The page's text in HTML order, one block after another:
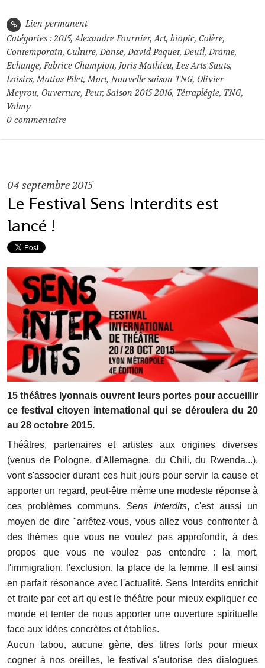
Lien permanent
Catégories :2015,Alexandre Fournier,Art,biopic,Colère,
Contemporain,Culture,Danse,David Paquet,Deuil,Drame,
Echange,Fabrice Champion,Joris Mathieu,Les Arts Sauts,
Loisirs,Matias Pilet,Mort,Nouvelle saison TNG,Olivier
Meyrou,Ouverture,Peur,Saison 2015 2016, Tétraplégie, TNG,
Valmy
0 commentaire
04 septembre 2015
Le Festival Sens Interdits est
lancé !
15 théâtres lyonnais ouvrent leurs portes pour accueillir
ce festival citoyen international qui se déroulera du 20
au 28 octobre 2015.
Théâtres, partenaires et artistes aux origines diverses
(venus de Pologne, d'Allemagne, du Chili, du Rwenda...),
vont s'associer durant ces huit jours pour servir la cause et
apporter un regard, peut-être même une modeste réponse à
ces problèmes communs.Sens Interdits, c'est aussi un
moyen de dire "arrêtez-vous, vous allez vous confronter à
des thèmes que vous ne voulez pas approfondir, à des
propos que vous ne voulez pas entendre : la mort,
l'immigration, l'exclusion, la place de la femme. Il est ainsi
en parfait résonance avec l'actualité. Sens Interdits enrichit
et traite par cet art qu'est le théâtre pour mieux expliquer ce
monde et tenter de nous apporter une ouverture spirituelle
face aux idées concrètes et établies.
Aucun tabou, aucune gène, des titres forts pour mieux
cogner à nos oreilles, le festival s'autorise des dialogues